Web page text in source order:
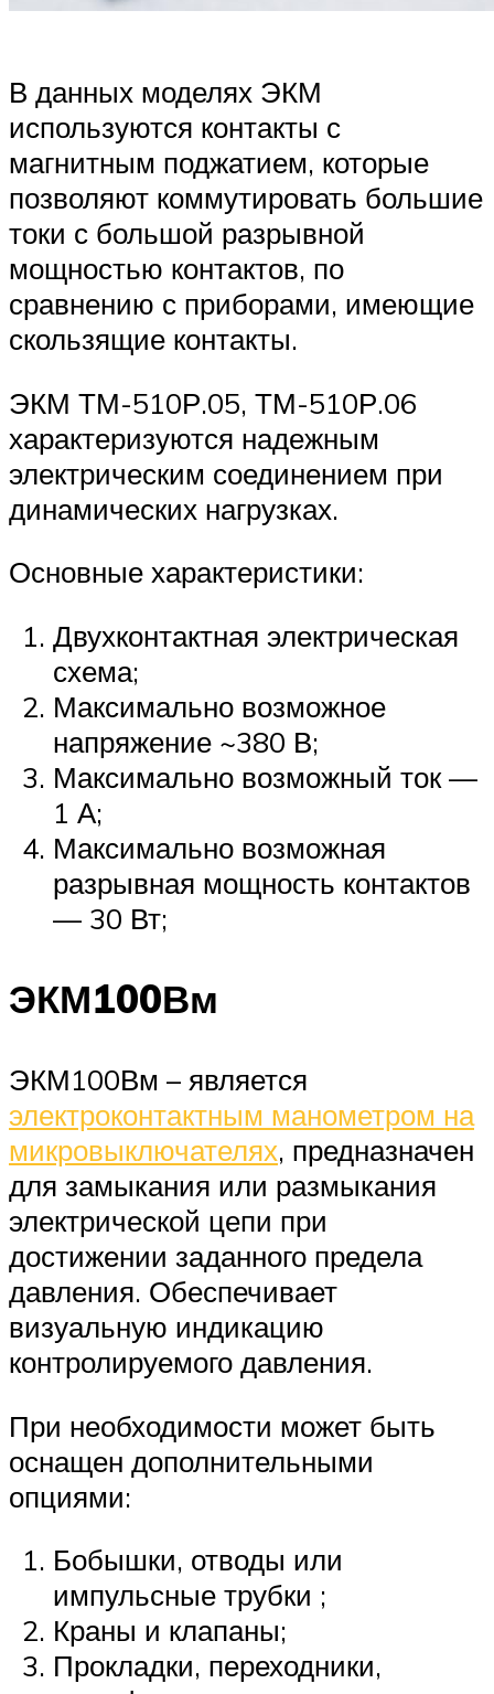
В данных моделях ЭКМ
используются контакты с
магнитным поджатием, которые
позволяют коммутировать большие
токи с большой разрывной
мощностью контактов, по
сравнению с приборами, имеющие
скользящие контакты.
ЭКМ ТМ-510Р.05, ТМ-510Р.06
характеризуются надежным
электрическим соединением при
динамических нагрузках.
Основные характеристики:
Двухконтактная электрическая
схема;
Максимально возможное
напряжение ~380 В;
Максимально возможный ток —
1 А;
Максимально возможная
разрывная мощность контактов
— 30 Вт;
ЭКМ100Вм
ЭКМ100Вм – является
электроконтактным манометром на
микровыключателях, предназначен
для замыкания или размыкания
электрической цепи при
достижении заданного предела
давления. Обеспечивает
визуальную индикацию
контролируемого давления.
При необходимости может быть
оснащен дополнительными
опциями:
Бобышки, отводы или
импульсные трубки ;
Краны и клапаны;
Прокладки, переходники,